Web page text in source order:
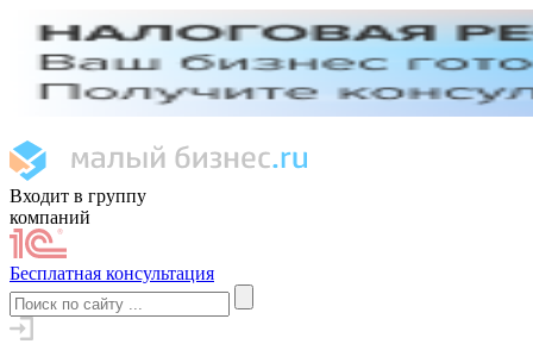
Входит в группу
компаний
Бесплатная консультация